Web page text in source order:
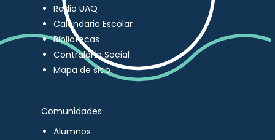
Radio UAQ
Calendario Escolar
Bibliotecas
Contraloría Social
Mapa de sitio
Comunidades
Alumnos